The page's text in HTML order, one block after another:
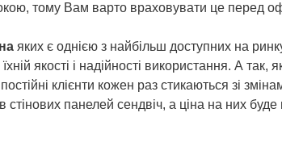
тому Вам варто враховувати це перед
яких є однією з найбільш доступних на
якості і надійності використання. А так,
клієнти кожен раз стикаються зі
панелей сендвіч, а ціна на них буде